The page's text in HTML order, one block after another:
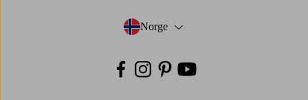
Norge
- Velg land